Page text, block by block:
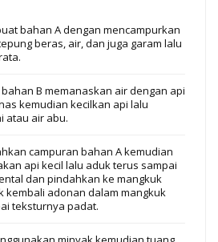
bahan A dengan mencampurkan
beras, air, dan juga garam lalu
B memanaskan air dengan api
kemudian kecilkan api lalu
atau air abu.
campuran bahan A kemudian
api kecil lalu aduk terus sampai
dan pindahkan ke mangkuk
kembali adonan dalam mangkuk
teksturnya padat.